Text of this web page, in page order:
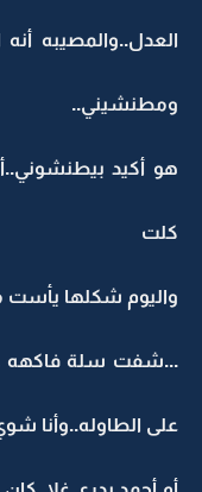
العدل..والمصيبه
ومطنشيني..
هو أكيد
كلت
واليوم شكلها يأست
...شفت سلة فاكهه
على الطاوله..وأنا